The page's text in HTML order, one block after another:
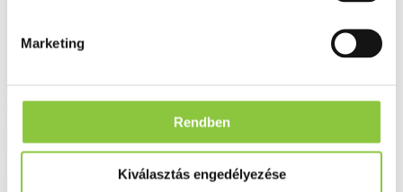
Marketing
Rendben
Kiválasztás engedélyezése
vizeletben.
Forgalmazó:
Whitelab Service Kft.